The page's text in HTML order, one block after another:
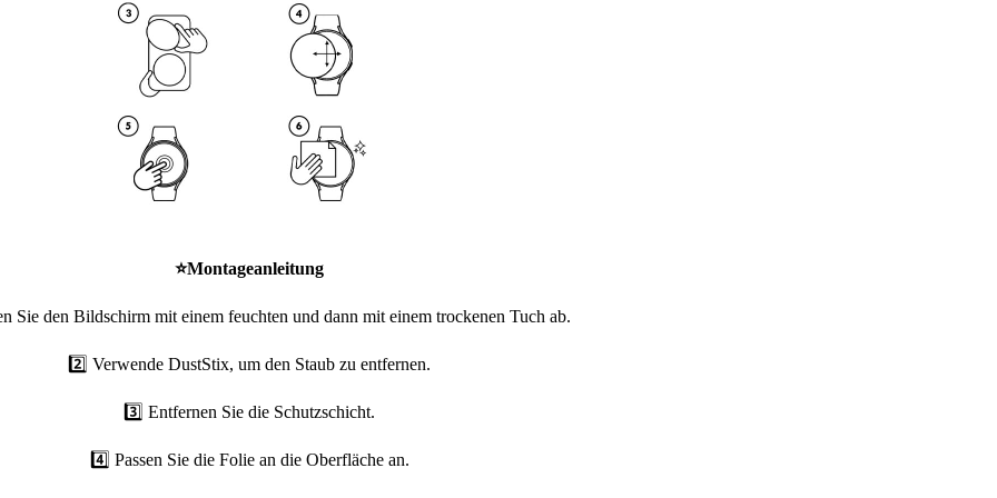
⭐Montageanleitung
Sie den Bildschirm mit einem feuchten und dann mit einem trockenen Tuch ab.
2️⃣ Verwende DustStix, um den Staub zu entfernen.
3️⃣ Entfernen Sie die Schutzschicht.
4️⃣ Passen Sie die Folie an die Oberfläche an.